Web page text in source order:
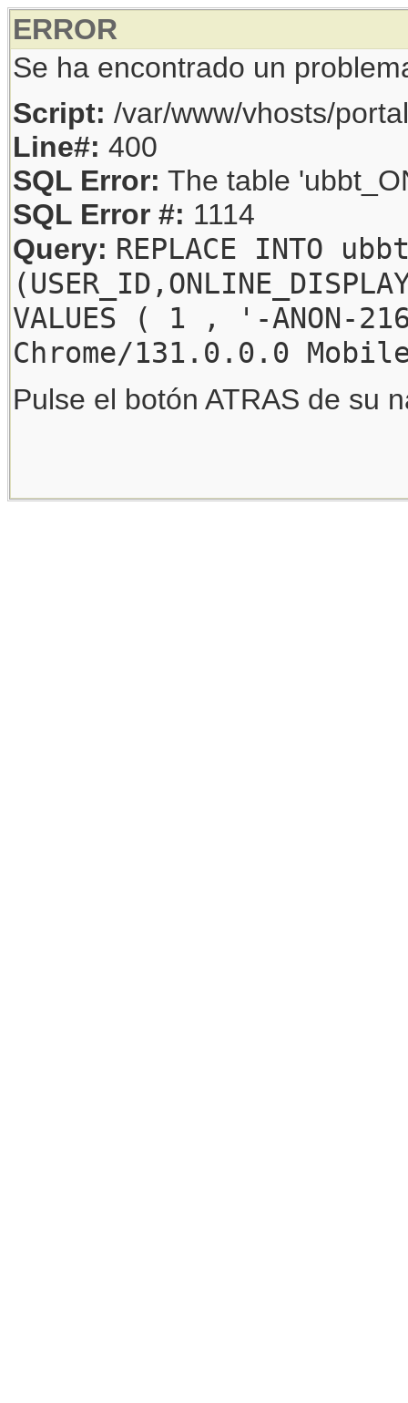
ERROR
Se ha encontrado un
Script: /var/www/vhosts/
Line#: 400
SQL Error: The table
SQL Error #: 1114
Query: REPLACE INTO
VALUES ( 1 , '-
Chrome/131.0.0.0
Pulse el botón ATRAS de su